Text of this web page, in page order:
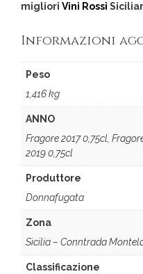
migliori Vini Rossi
Informazioni
Peso
1,416 kg
ANNO
Fragore 2017 0,75cl,
2019 0,75cl
Produttore
Donnafugata
Zona
Sicilia – Conntrada
Classificazione